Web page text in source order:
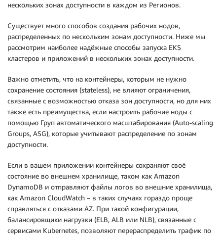
нескольких зонах доступности в каждом из Регионов.
Существует много способов создания рабочих нодов,
распределенных по нескольким зонам доступности. Ниже мы
рассмотрим наиболее надёжные способы запуска EKS
кластеров и приложений в нескольких зонах доступности.
Важно отметить, что на контейнеры, которым не нужно
сохранение состояния (stateless), не влияют ограничения,
связанные с возможностью отказа зон доступности, но для них
также есть преимущества, если настроить рабочие ноды с
помощью Груп автоматического масштабирования (Auto-scaling
Groups, ASG), которые учитывают распределение по зонам
доступности.
Если в вашем приложении контейнеры сохраняют своё
состояние во внешнем хранилище, таком как Amazon
DynamoDB и отправляют файлы логов во внешние хранилища,
как Amazon CloudWatch – в таких случаях гораздо проще
справляться с отказами AZ. При такой конфигурации,
балансировщики нагрузки (ELB, ALB или NLB), связанные с
сервисами Kubernetes, позволяют перераспределить трафик по